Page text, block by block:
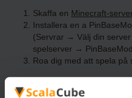
Skaffa en Minecraft-server
Installera en a
(Servrar → Välj din
spelserver →
Roa dig med att spela på